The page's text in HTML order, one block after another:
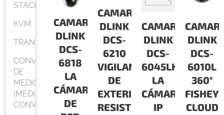
STACK
KVM
TRANSCEIVER
CONVERSOR
DE
MEDIOS
(MEDIA
CONVERTER)
CAMARAS
DLINK
DCS-
6818
LA
CÁMARA
DE
CAMARAS
DLINK
DCS-
6210
VIGILANCIA
DE
EXTERIOR
RESISTENTE
CAMARAS
DLINK
DCS-
6045LKT
LA
CÁMARA
IP
DLINK
DCS-
6010L
360°
CLOUD